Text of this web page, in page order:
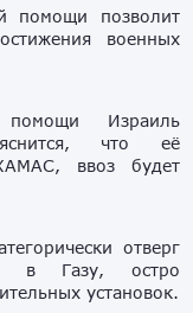
помощи позволит
военных
Израиль
что её
ввоз будет
отверг
в Газу, остро
установок.